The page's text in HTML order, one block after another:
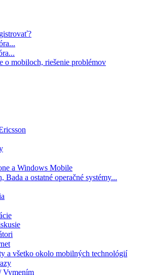
o mobiloch, riešenie problémov
a Windows Mobile
a ostatné operačné systémy...
a všetko okolo mobilných technológií
Vymením